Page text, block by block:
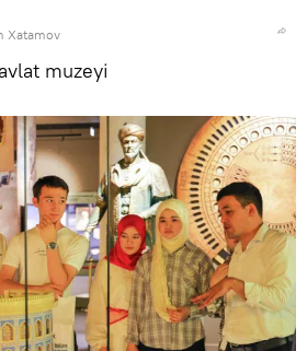
Xatamov
muzeyi